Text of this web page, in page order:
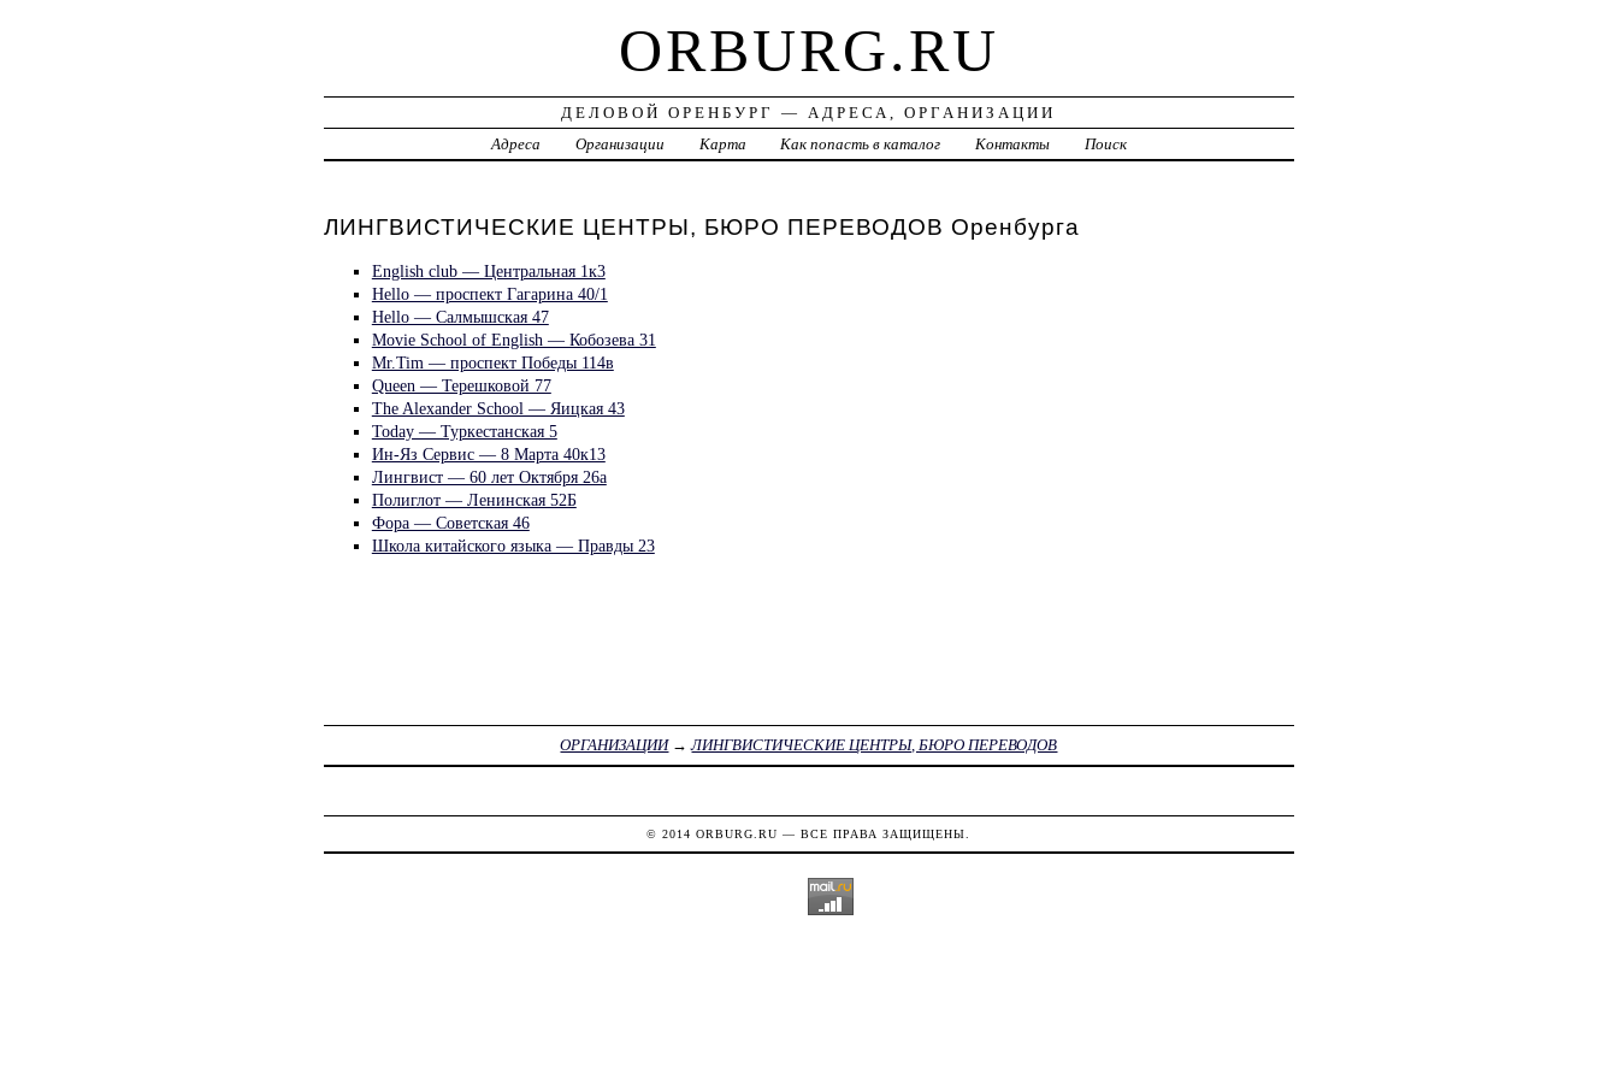
ORBURG.RU
ДЕЛОВОЙ ОРЕНБУРГ — АДРЕСА, ОРГАНИЗАЦИИ
Адреса
Организации Карта Как попасть в каталог Контакты Поиск
ЛИНГВИСТИЧЕСКИЕ ЦЕНТРЫ, БЮРО ПЕРЕВОДОВ Оренбурга
English club — Центральная 1к3
Hello — проспект Гагарина 40/1
Hello — Салмышская 47
Movie School of English — Кобозева 31
Mr.Tim — проспект Победы 114в
Queen — Терешковой 77
The Alexander School — Яицкая 43
Today — Туркестанская 5
Ин-Яз Сервис — 8 Марта 40к13
Лингвист — 60 лет Октября 26а
Полиглот — Ленинская 52Б
Фора — Советская 46
Школа китайского языка — Правды 23
ОРГАНИЗАЦИИ→ЛИНГВИСТИЧЕСКИЕ ЦЕНТРЫ, БЮРО ПЕРЕВОДОВ
© 2014ORBURG.RU — ВСЕ ПРАВА ЗАЩИЩЕНЫ.